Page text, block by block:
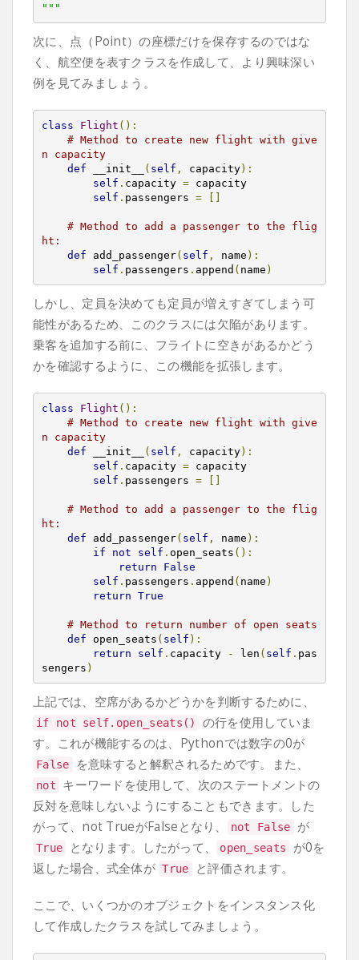
"""
次に、点（Point）の座標だけを保存するのではな
く、航空便を表すクラスを作成して、より興味深い
例を見てみましょう。
class Flight ():
# Method to create new flight with give
n capacity
def __init__ ( self , capacity):
self . capacity = capacity
self . passengers = []
# Method to add a passenger to the flig
ht:
def add_passenger( self , name ):
self . passengers . append ( name )
しかし、定員を決めても定員が増えすぎてしまう可
能性があるため、このクラスには欠陥があります。
乗客を追加する前に、フライトに空きがあるかどう
かを確認するように、この機能を拡張します。
class Flight ():
# Method to create new flight with give
n capacity
def __init__ ( self , capacity):
self . capacity = capacity
self . passengers = []
# Method to add a passenger to the flig
ht:
def add_passenger( self , name ):
if
not self . open_seats ():
return
False
self . passengers . append ( name )
return True
# Method to return number of open seats
def open_seats ( self ):
return
self . capacity - len ( self . pas
sengers )
上記では、空席があるかどうかを判断するために、
if not self. open_seats ()
の行を使用していま
す。これが機能するのは、Pythonでは数字の0が
False を意味すると解釈されるためです。また、
not
キーワードを使用して、次のステートメントの
反対を意味しないようにすることもできます。した
がって、not TrueがFalseとなり、
not False が
True となります。したがって、 open_seats
が0を
返した場合、式全体が True と評価されます。
ここで、いくつかのオブジェクトをインスタンス化
して作成したクラスを試してみましょう。